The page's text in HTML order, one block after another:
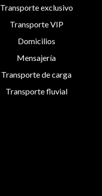
Transporte exclusivo
Transporte VIP
Domicilios
Mensajería
Transporte de carga
Transporte fluvial